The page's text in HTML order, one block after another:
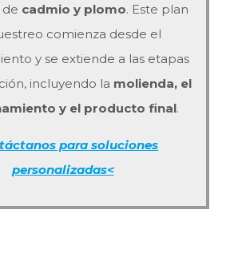
cadmio y plomo. Este plan
comienza desde el
y se extiende a las etapas
incluyendo la molienda, el
y el producto final.
para soluciones
personalizadas<